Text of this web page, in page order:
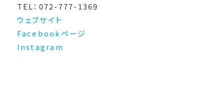
TEL：072-777-1369
ウェブサイト
Facebookページ
Instagram